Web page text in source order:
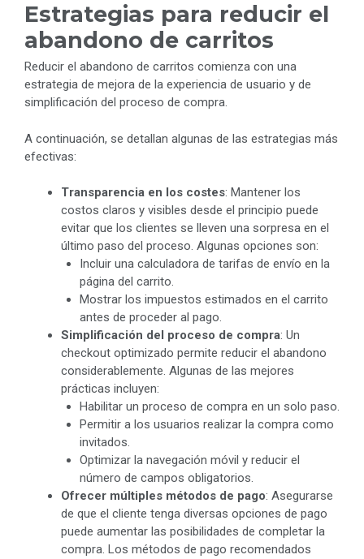
Estrategias para reducir el
abandono de carritos
Reducir el abandono de carritos comienza con una
estrategia de mejora de la experiencia de usuario y de
simplificación del proceso de compra.
A continuación, se detallan algunas de las estrategias más
efectivas:
Transparencia en los costes: Mantener los
costos claros y visibles desde el principio puede
evitar que los clientes se lleven una sorpresa en el
último paso del proceso. Algunas opciones son:
Incluir una calculadora de tarifas de envío en la
página del carrito.
Mostrar los impuestos estimados en el carrito
antes de proceder al pago.
Simplificación del proceso de compra: Un
checkout optimizado permite reducir el abandono
considerablemente. Algunas de las mejores
prácticas incluyen:
Habilitar un proceso de compra en un solo paso.
Permitir a los usuarios realizar la compra como
invitados.
Optimizar la navegación móvil y reducir el
número de campos obligatorios.
Ofrecer múltiples métodos de pago: Asegurarse
de que el cliente tenga diversas opciones de pago
puede aumentar las posibilidades de completar la
compra. Los métodos de pago recomendados